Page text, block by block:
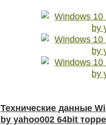
Технические данные
by yahoo002 64bit